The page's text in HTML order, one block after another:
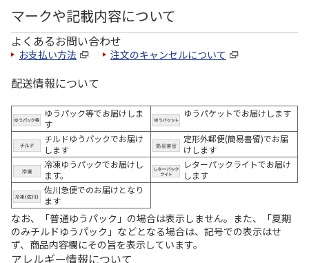
マークや記載内容について
よくあるお問い合わせ
お支払い方法 注文のキャンセルについて
配送情報について
ゆうパック等でお届けしま
す
ゆうパケットでお届けします
チルドゆうパックでお届け
します
定形外郵便(簡易書留)でお届
けします
冷凍ゆうパックでお届けし
ます。
レターパックライトでお届け
します
佐川急便でのお届けとなり
ます
なお、「普通ゆうパック」の場合は表示しません。また、「夏期
のみチルドゆうパック」などとなる場合は、記号での表示はせ
ず、商品内容欄にその旨を表示しています。
アレルギー情報について